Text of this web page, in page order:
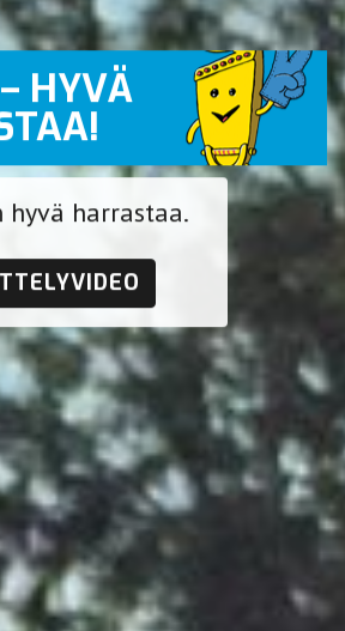
HYVÄ
hyvä harrastaa.